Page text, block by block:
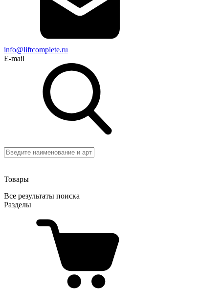
info@liftcomplete.ru
E-mail
Товары
Все результаты поиска
Разделы